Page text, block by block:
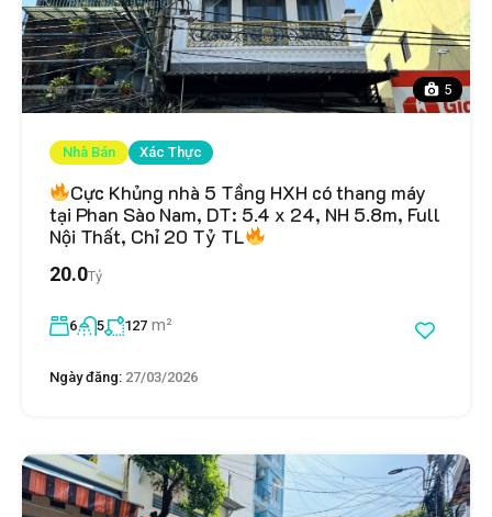
5
Nhà Bán Xác Thực
Cực Khủng nhà 5 Tầng HXH có thang máy
tại Phan Sào Nam, DT: 5.4 x 24, NH 5.8m, Full
Nội Thất, Chỉ 20 Tỷ TL
20.0Tỷ
6 5 127 m²
Ngày đăng: 27/03/2026